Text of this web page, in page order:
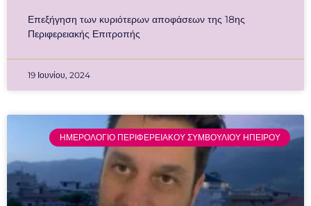
Επεξήγηση των κυριότερων αποφάσεων της 18ης
Περιφερειακής Επιτροπής
19 Ιουνίου, 2024
ΗΜΕΡΟΛΟΓΙΟ ΠΕΡΙΦΕΡΕΙΑΚΟΥ ΣΥΜΒΟΥΛΙΟΥ ΗΠΕΙΡΟΥ